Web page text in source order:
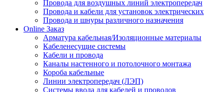
Провода для воздушных линий электропередач
Провода и кабели для установок электрических
Провода и шнуры различного назначения
Online Заказ
Арматура кабельная/Изоляционные материалы
Кабеленесущие системы
Кабели и провода
Каналы настенного и потолочного монтажа
Короба кабельные
Линии электропередач (ЛЭП)
Системы ввода для кабелей и проводов